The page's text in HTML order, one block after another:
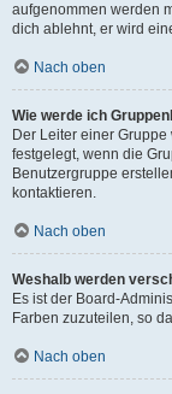
aufgenommen werden
dich ablehnt, er wird
Nach oben
Wie werde ich
Der Leiter einer
festgelegt, wenn die
Benutzergruppe
kontaktieren.
Nach oben
Weshalb werden
Es ist der Board-
Farben zuzuteilen, so
Nach oben